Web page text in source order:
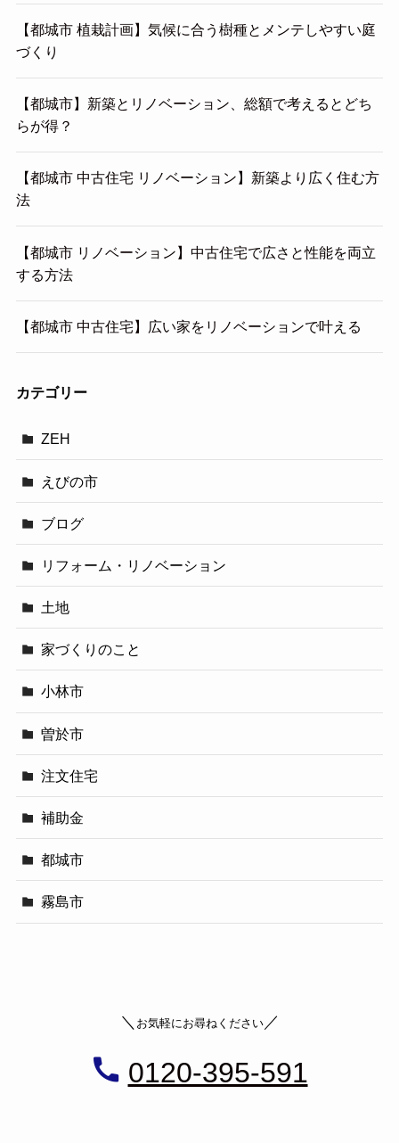
【都城市 植栽計画】気候に合う樹種とメンテしやすい庭
づくり
【都城市】新築とリノベーション、総額で考えるとどち
らが得？
【都城市 中古住宅 リノベーション】新築より広く住む方
法
【都城市 リノベーション】中古住宅で広さと性能を両立
する方法
【都城市 中古住宅】広い家をリノベーションで叶える
カテゴリー
ZEH
えびの市
ブログ
リフォーム・リノベーション
土地
家づくりのこと
小林市
曽於市
注文住宅
補助金
都城市
霧島市
＼ お気軽にお尋ねください／
0120-395-591